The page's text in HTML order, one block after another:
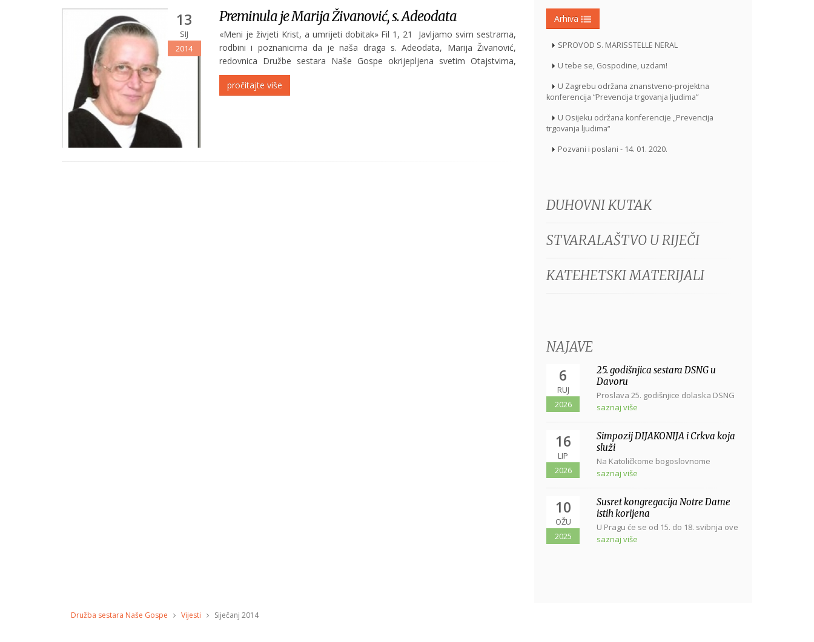
13
SIJ
2014
Preminula je Marija Živanović, s. Adeodata
«Meni je živjeti Krist, a umrijeti dobitak» Fil 1, 21 Javljamo svim sestrama,
rodbini i poznanicima da je naša draga s. Adeodata, Marija Živanović,
redovnica Družbe sestara Naše Gospe okrijepljena svetim Otajstvima,
strpljivo podnoseći svoju bolest, preminula 13. siječnja...
pročitajte više
Arhiva
SPROVOD S. MARISSTELLE NERAL
U tebe se, Gospodine, uzdam!
U Zagrebu održana znanstveno-projektna
konferencija “Prevencija trgovanja ljudima”
U Osijeku održana konferencije „Prevencija
trgovanja ljudima“
Pozvani i poslani - 14. 01. 2020.
DUHOVNI KUTAK
STVARALAŠTVO U RIJEČI
KATEHETSKI MATERIJALI
NAJAVE
6
RUJ
2026
25. godišnjica sestara DSNG u
Davoru
Proslava 25. godišnjice dolaska DSNG
u Davor svetom misom u Davoru, u
crkvi...
saznaj više
16
LIP
2026
Simpozij DIJAKONIJA i Crkva koja
služi
Na Katoličkome bogoslovnome
fakultetu sveučilišta u Zagrebu, Vlaška
38, dana...
saznaj više
10
OŽU
2025
Susret kongregacija Notre Dame
istih korijena
U Pragu će se od 15. do 18. svibnja ove
godine održati Susret...
saznaj više
Družba sestara Naše Gospe Vijesti Siječanj 2014